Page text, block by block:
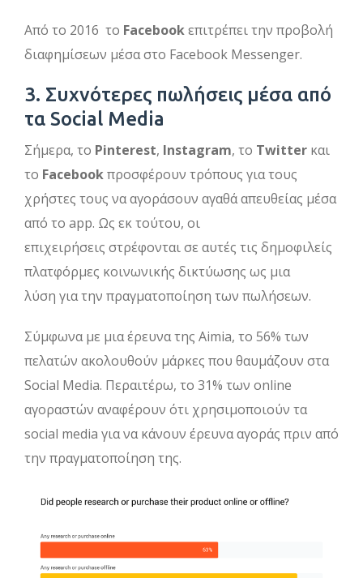
Από το 2016 το Facebookεπιτρέπει την προβολή
διαφημίσεων μέσα στο Facebook Messenger.
3. Συχνότερες πωλήσεις μέσα από
τα Social Media
Σήμερα, το Pinterest, Instagram, το Twitter και
το Facebookπροσφέρουν τρόπους για τους
χρήστες τους να αγοράσουν αγαθά απευθείας μέσα
από το app. Ως εκ τούτου, οι
επιχειρήσεις στρέφονται σε αυτές τις δημοφιλείς
πλατφόρμες κοινωνικής δικτύωσης ως μια
λύση για την πραγματοποίηση των πωλήσεων.
Σύμφωνα με μια έρευνα της Aimia, το 56% των
πελατών ακολουθούν μάρκες που θαυμάζουν στα
Social Media. Περαιτέρω, το 31% των online
αγοραστών αναφέρουν ότι χρησιμοποιούν τα
social media για να κάνουν έρευνα αγοράς πριν από
την πραγματοποίηση της.